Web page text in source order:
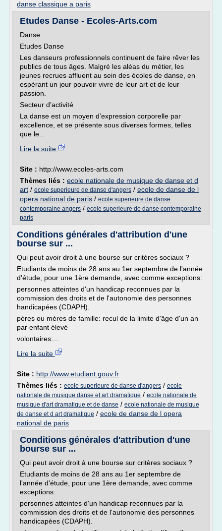
danse classique a paris
Etudes Danse - Ecoles-Arts.com
Danse
Etudes Danse
Les danseurs professionnels continuent de faire rêver les
publics de tous âges. Malgré les aléas du métier, les
jeunes recrues affluent au sein des écoles de danse, en
espérant un jour pouvoir vivre de leur art et de leur
passion.
Secteur d’activité
La danse est un moyen d’expression corporelle par
excellence, et se présente sous diverses formes, telles
que le...
Lire la suite
Site : http://www.ecoles-arts.com
Thèmes liés : ecole nationale de musique de danse et d
art / ecole superieure de danse d'angers / ecole de danse de l
opera national de paris / ecole superieure de danse
contemporaine angers / ecole superieure de danse contemporaine
paris
Conditions générales d'attribution d'une
bourse sur ...
Qui peut avoir droit à une bourse sur critères sociaux ?
Etudiants de moins de 28 ans au 1er septembre de l'année
d'étude, pour une 1ère demande, avec comme exceptions:
personnes atteintes d'un handicap reconnues par la
commission des droits et de l'autonomie des personnes
handicapées (CDAPH).
pères ou mères de famille: recul de la limite d'âge d'un an
par enfant élevé
volontaires:...
Lire la suite
Site : http://www.etudiant.gouv.fr
Thèmes liés : ecole superieure de danse d'angers / ecole
nationale de musique danse et art dramatique / ecole nationale de
musique d'art dramatique et de danse / ecole nationale de musique
de danse et d art dramatique / ecole de danse de l opera
national de paris
Conditions générales d'attribution d'une
bourse sur ...
Qui peut avoir droit à une bourse sur critères sociaux ?
Etudiants de moins de 28 ans au 1er septembre de
l'année d'étude, pour une 1ère demande, avec comme
exceptions:
personnes atteintes d'un handicap reconnues par la
commission des droits et de l'autonomie des personnes
handicapées (CDAPH).